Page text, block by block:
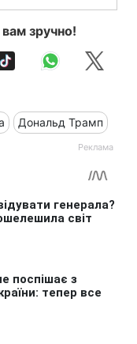
зручно!
Дональд Трамп